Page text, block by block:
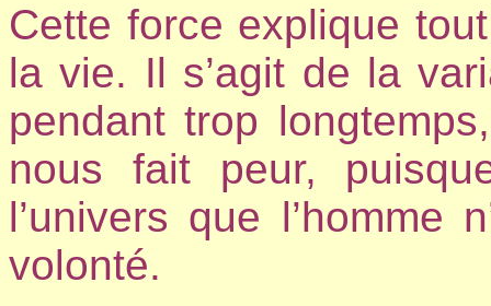
Cette force explique
la vie. Il s’agit de la
pendant trop
nous fait peur,
l’univers que
volonté.